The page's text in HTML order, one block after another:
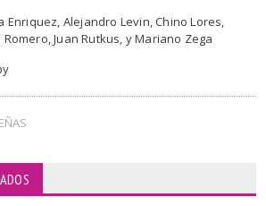
Enriquez, Alejandro Levin, Chino Lores,
Juan Rutkus, y Mariano Zega